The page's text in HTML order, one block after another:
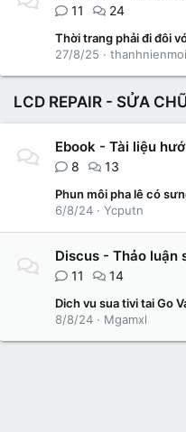
11 24
Thời trang phải đi đôi
27/8/25
LCD REPAIR - SỬA
Ebook - Tài liệu
8 13
6/8/24
Ycputn
Discus - Thảo luận
11 14
Dich vu sua tivi tai Go
8/8/24
Mgamxl